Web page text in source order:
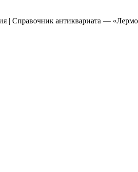
| Справочник антиквариата —